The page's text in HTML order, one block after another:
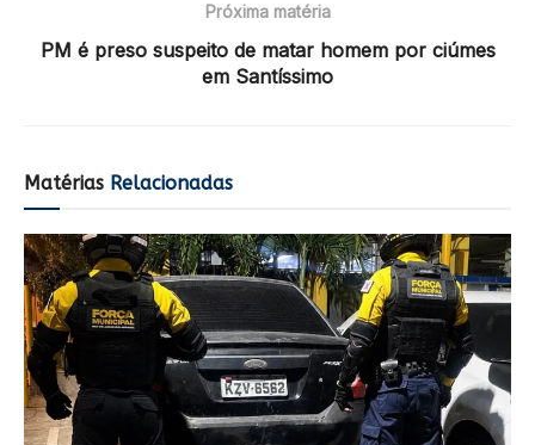
Próxima matéria
PM é preso suspeito de matar homem por ciúmes
em Santíssimo
Matérias Relacionadas